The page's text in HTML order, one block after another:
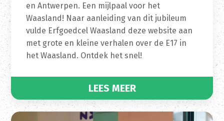
en Antwerpen. Een mijlpaal voor het
Waasland! Naar aanleiding van dit jubileum
vulde Erfgoedcel Waasland deze website aan
met grote en kleine verhalen over de E17 in
het Waasland. Ontdek het snel!
LEES MEER